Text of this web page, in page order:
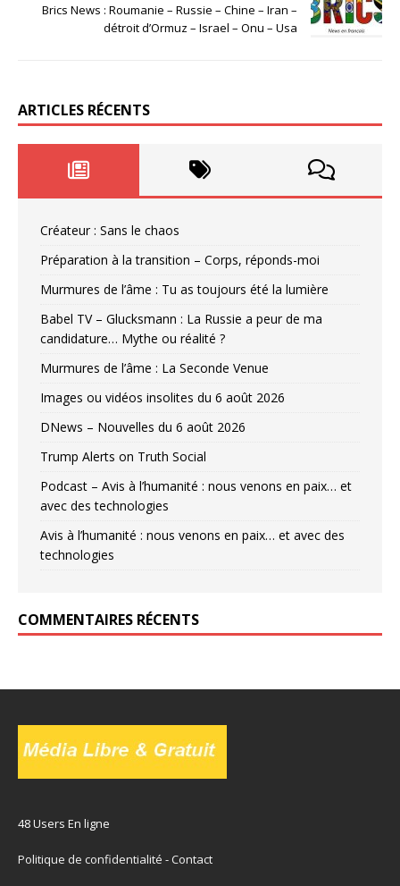
Brics News : Roumanie – Russie – Chine – Iran –
détroit d’Ormuz – Israel – Onu – Usa
ARTICLES RÉCENTS
Créateur : Sans le chaos
Préparation à la transition – Corps, réponds-moi
Murmures de l’âme : Tu as toujours été la lumière
Babel TV – Glucksmann : La Russie a peur de ma
candidature… Mythe ou réalité ?
Murmures de l’âme : La Seconde Venue
Images ou vidéos insolites du 6 août 2026
DNews – Nouvelles du 6 août 2026
Trump Alerts on Truth Social
Podcast – Avis à l’humanité : nous venons en paix… et
avec des technologies
Avis à l’humanité : nous venons en paix… et avec des
technologies
COMMENTAIRES RÉCENTS
48 Users En ligne
Politique de confidentialité -Contact